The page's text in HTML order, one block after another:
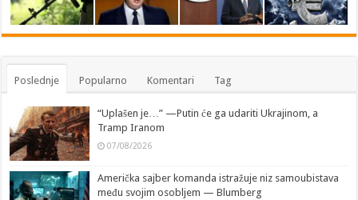
Poslednje Popularno Komentari Tag
“Uplašen je…” —Putin će ga udariti Ukrajinom, a
Tramp Iranom
07/08/2026
Američka sajber komanda istražuje niz samoubistava
među svojim osobljem — Blumberg